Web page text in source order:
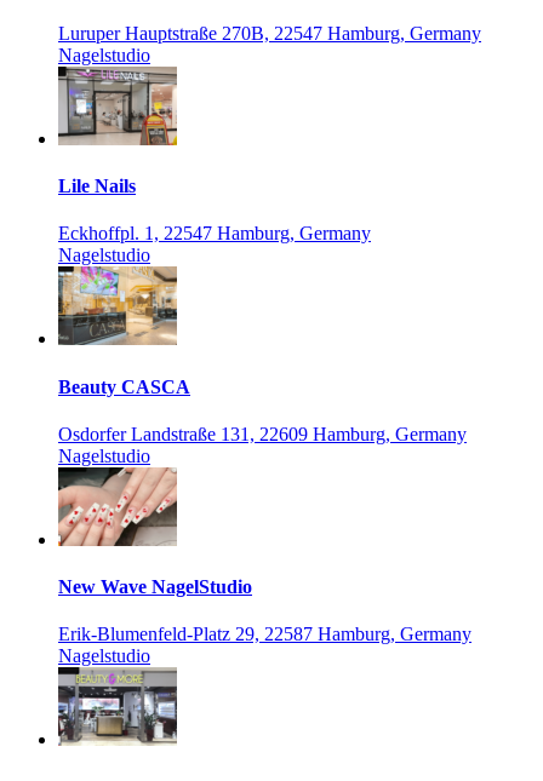
Luruper Hauptstraße 270B, 22547 Hamburg, Germany
Nagelstudio
Lile Nails
Eckhoffpl. 1, 22547 Hamburg, Germany
Nagelstudio
Beauty CASCA
Osdorfer Landstraße 131, 22609 Hamburg, Germany
Nagelstudio
New Wave NagelStudio
Erik-Blumenfeld-Platz 29, 22587 Hamburg, Germany
Nagelstudio